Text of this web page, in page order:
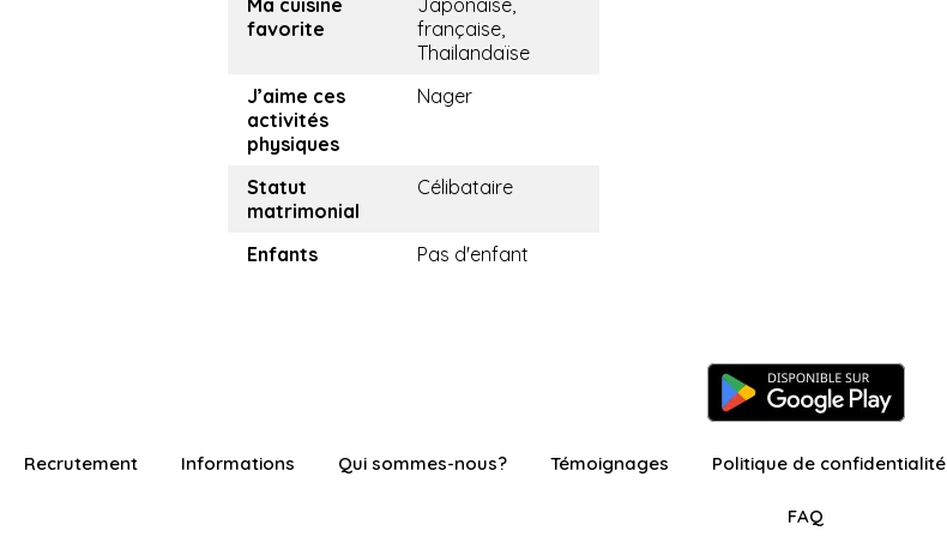
Ma cuisine
favorite
Japonaise,
française,
Thailandaïse
J’aime ces
activités
physiques
Nager
Statut
matrimonial
Célibataire
Enfants Pas d'enfant
Recrutement Informations Qui sommes-nous? Témoignages Politique de confidentialité
FAQ